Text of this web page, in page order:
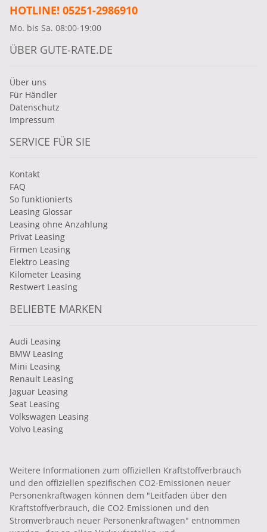
HOTLINE! 05251-2986910
Mo. bis Sa. 08:00-19:00
ÜBER GUTE-RATE.DE
Über uns
Für Händler
Datenschutz
Impressum
SERVICE FÜR SIE
Kontakt
FAQ
So funktionierts
Leasing Glossar
Leasing ohne Anzahlung
Privat Leasing
Firmen Leasing
Elektro Leasing
Kilometer Leasing
Restwert Leasing
BELIEBTE MARKEN
Audi Leasing
BMW Leasing
Mini Leasing
Renault Leasing
Jaguar Leasing
Seat Leasing
Volkswagen Leasing
Volvo Leasing
Weitere Informationen zum offiziellen Kraftstoffverbrauch
und den offiziellen spezifischen CO2-Emissionen neuer
Personenkraftwagen können dem "Leitfaden über den
Kraftstoffverbrauch, die CO2-Emissionen und den
Stromverbrauch neuer Personenkraftwagen" entnommen